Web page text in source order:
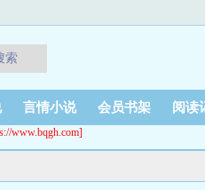
索
言情小说 会员书架 阅读
www.bqgh.com]